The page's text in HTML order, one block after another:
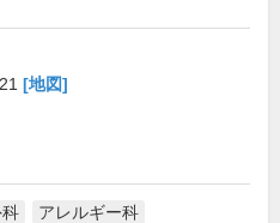
[地図]
アレルギー科